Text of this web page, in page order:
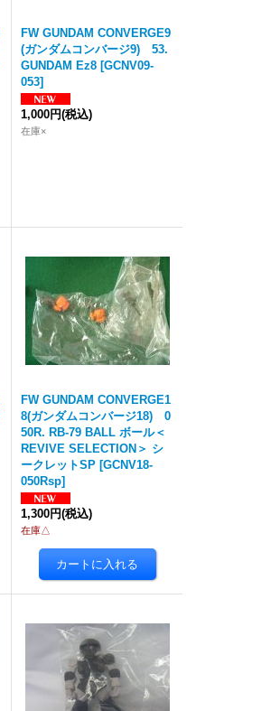
FW GUNDAM CONVERGE9
(ガンダムコンバージ9) 53.
GUNDAM Ez8 [GCNV09-
053]
1,000円(税込)
在庫×
FW GUNDAM CONVERGE1
8(ガンダムコンバージ18) 0
50R. RB-79 BALL ボール＜
REVIVE SELECTION＞ シ
ークレットSP [GCNV18-
050Rsp]
1,300円(税込)
在庫△